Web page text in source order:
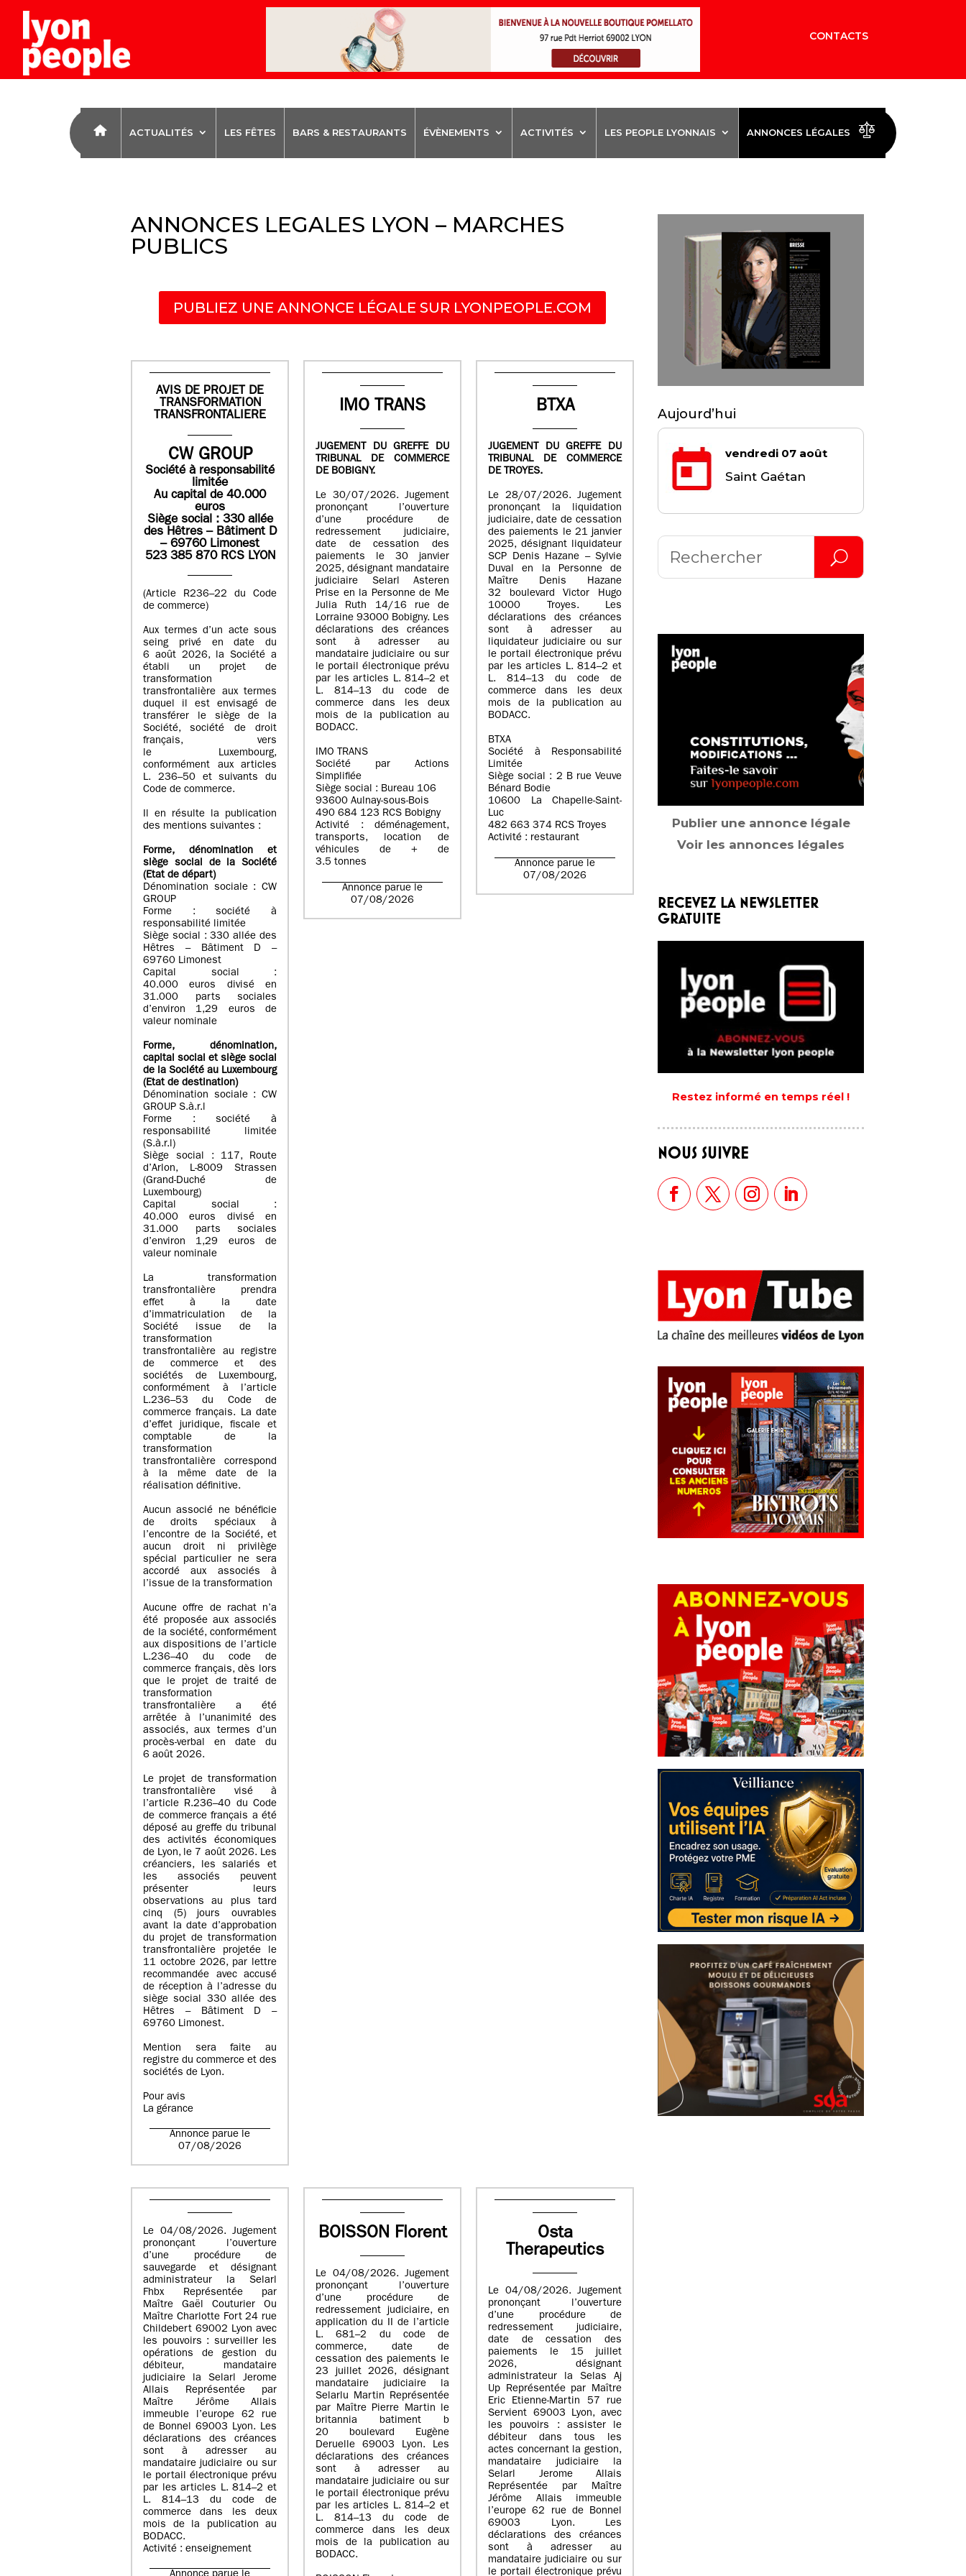
CONTACTS
ACTUALITÉS LES FÊTES BARS & RESTAURANTS ÉVÈNEMENTS ACTIVITÉS LES PEOPLE LYONNAIS ANNONCES LÉGALES
ANNONCES LEGALES LYON – MARCHES
PUBLICS
PUBLIEZ UNE ANNONCE LÉGALE SUR LYONPEOPLE.COM
AVIS DE PROJET DE
TRANSFORMATION
TRANSFRONTALIERE
CW GROUP
Société à responsabilité
limitée
Au capital de 40.000
euros
Siège social : 330 allée
des Hêtres – Bâtiment D
– 69760 Limonest
523 385 870 RCS LYON
(Article R236–22 du Code
de commerce)
Aux termes d’un acte sous
seing privé en date du
6 août 2026, la Société a
établi un projet de
transformation
transfrontalière aux termes
duquel il est envisagé de
transférer le siège de la
Société, société de droit
français, vers
le Luxembourg,
conformément aux articles
L. 236–50 et suivants du
Code de commerce.
Il en résulte la publication
des mentions suivantes :
Forme, dénomination et
siège social de la Société
(Etatde départ)
Dénomination sociale : CW
GROUP
Forme : société à
responsabilité limitée
Siège social : 330 allée des
Hêtres – Bâtiment D –
69760 Limonest
Capital social :
40.000 euros divisé en
31.000 parts sociales
d’environ 1,29 euros de
valeur nominale
Forme, dénomination,
capital social et siège social
de la Société au Luxembourg
(Etat de destination)
Dénomination sociale : CW
GROUP S.à.r.l
Forme : société à
responsabilité limitée
(S.à.r.l)
Siège social : 117, Route
d’Arlon, L-8009 Strassen
(Grand-Duché de
Luxembourg)
Capital social :
40.000 euros divisé en
31.000 parts sociales
d’environ 1,29 euros de
valeur nominale
La transformation
transfrontalière prendra
effet à la date
d’immatriculation de la
Société issue de la
transformation
transfrontalière au registre
de commerce et des
sociétés de Luxembourg,
conformément à l’article
L.236–53 du Code de
commerce français. La date
d’effet juridique, fiscale et
comptable de la
transformation
transfrontalière correspond
à la même date de la
réalisation définitive.
Aucun associé ne bénéficie
de droits spéciaux à
l’encontre de la Société, et
aucun droit ni privilège
spécial particulier ne sera
accordé aux associés à
l’issue de la transformation
Aucune offre de rachat n’a
été proposée aux associés
de la société, conformément
aux dispositions de l’article
L.236–40 du code de
commerce français, dès lors
que le projet de traité de
transformation
transfrontalière a été
arrêtée à l’unanimité des
associés, aux termes d’un
procès-verbal en date du
6 août 2026.
Le projet de transformation
transfrontalière visé à
l’article R.236–40 du Code
de commerce français a été
déposé au greffe du tribunal
des activités économiques
de Lyon, le 7 août 2026. Les
créanciers, les salariés et
les associés peuvent
présenter leurs
observations au plus tard
cinq (5) jours ouvrables
avant la date d’approbation
du projet de transformation
transfrontalière projetée le
11 octobre 2026, par lettre
recommandée avec accusé
de réception à l’adresse du
siège social 330 allée des
Hêtres – Bâtiment D –
69760 Limonest.
Mention sera faite au
registre du commerce et des
sociétés de Lyon.
Pour avis
La gérance
Annonce parue le
07/08/2026
IMO TRANS
JUGEMENT DU GREFFE DU
TRIBUNAL DE COMMERCE
DE BOBIGNY.
Le 30/07/2026. Jugement
prononçant l’ouverture
d’une procédure de
redressement judiciaire,
date de cessation des
paiements le 30 janvier
2025, désignant mandataire
judiciaire Selarl Asteren
Prise en la Personne de Me
Julia Ruth 14/16 rue de
Lorraine 93000 Bobigny. Les
déclarations des créances
sont à adresser au
mandataire judiciaire ou sur
le portail électronique prévu
par les articles L. 814–2 et
L. 814–13 du code de
commerce dans les deux
mois de la publication au
BODACC.
IMO TRANS
Société par Actions
Simplifiée
Siège social : Bureau 106
93600 Aulnay-sous-Bois
490 684 123 RCS Bobigny
Activité : déménagement,
transports, location de
véhicules de + de
3.5 tonnes
Annonce parue le
07/08/2026
BTXA
JUGEMENT DU GREFFE DU
TRIBUNAL DE COMMERCE
DE TROYES.
Le 28/07/2026. Jugement
prononçant la liquidation
judiciaire, date de cessation
des paiements le 21 janvier
2025, désignant liquidateur
SCP Denis Hazane – Sylvie
Duval en la Personne de
Maître Denis Hazane
32 boulevard Victor Hugo
10000 Troyes. Les
déclarations des créances
sont à adresser au
liquidateur judiciaire ou sur
le portail électronique prévu
par les articles L. 814–2 et
L. 814–13 du code de
commerce dans les deux
mois de la publication au
BODACC.
BTXA
Société à Responsabilité
Limitée
Siège social : 2 B rue Veuve
Bénard Bodie
10600 La Chapelle-Saint-
Luc
482 663 374 RCS Troyes
Activité : restaurant
Annonce parue le
07/08/2026
Le 04/08/2026. Jugement
prononçant l’ouverture
d’une procédure de
sauvegarde et désignant
administrateur la Selarl
Fhbx Représentée par
Maître Gaël Couturier Ou
Maître Charlotte Fort 24 rue
Childebert 69002 Lyon avec
les pouvoirs : surveiller les
opérations de gestion du
débiteur, mandataire
judiciaire la Selarl Jerome
Allais Représentée par
Maître Jérôme Allais
immeuble l’europe 62 rue
de Bonnel 69003 Lyon. Les
déclarations des créances
sont à adresser au
mandataire judiciaire ou sur
le portail électronique prévu
par les articles L. 814–2 et
L. 814–13 du code de
commerce dans les deux
mois de la publication au
BODACC.
Activité : enseignement
BOISSON Florent
Le 04/08/2026. Jugement
prononçant l’ouverture
d’une procédure de
redressement judiciaire, en
application du II de l’article
L. 681–2 du code de
commerce, date de
cessation des paiements le
23 juillet 2026, désignant
mandataire judiciaire la
Selarlu Martin Représentée
par Maître Pierre Martin le
britannia batiment b
20 boulevard Eugène
Deruelle 69003 Lyon. Les
déclarations des créances
sont à adresser au
mandataire judiciaire ou sur
le portail électronique prévu
par les articles L. 814–2 et
L. 814–13 du code de
commerce dans les deux
mois de la publication au
BODACC.
Osta
Therapeutics
Le 04/08/2026. Jugement
prononçant l’ouverture
d’une procédure de
redressement judiciaire,
date de cessation des
paiements le 15 juillet
2026, désignant
administrateur la Selas Aj
Up Représentée par Maître
Eric Etienne-Martin 57 rue
Servient 69003 Lyon, avec
les pouvoirs : assister le
débiteur dans tous les
actes concernant la gestion,
mandataire judiciaire la
Selarl Jerome Allais
Représentée par Maître
Jérôme Allais immeuble
l’europe 62 rue de Bonnel
69003 Lyon. Les
déclarations des créances
sont à adresser au
mandataire judiciaire ou sur
le portail électronique prévu
Aujourd’hui
vendredi 07 août
Saint Gaétan
Publier une annonce légale
Voir les annonces légales
RECEVEZ LA NEWSLETTER
GRATUITE
Restez informé en temps réel !
NOUS SUIVRE